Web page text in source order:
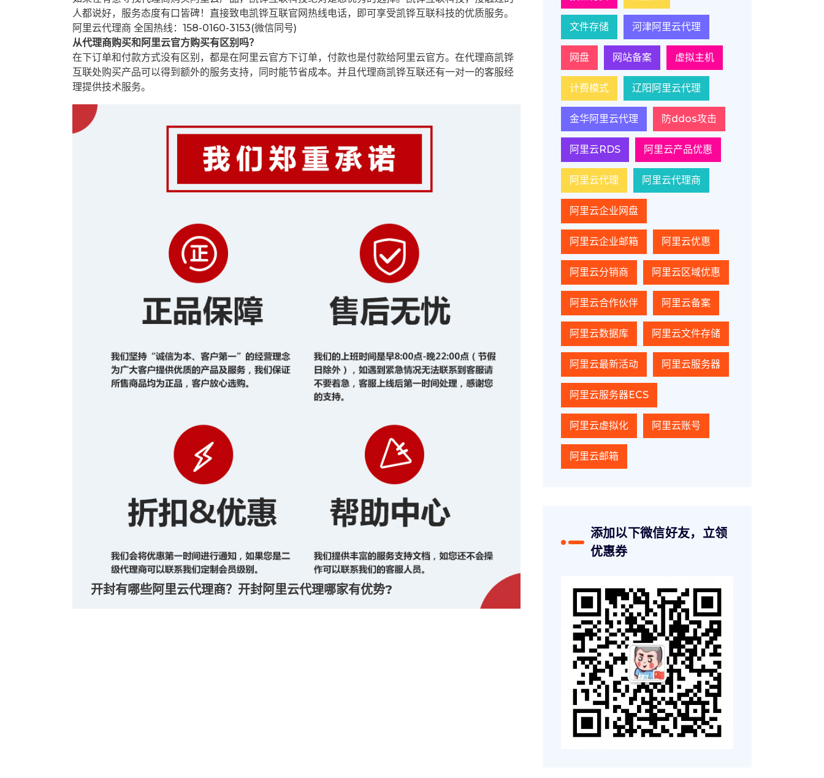
开封有哪些阿里云代理商？开封阿里云代理哪家有优势?
人都说好，服务态度有口皆碑！直接致电凯铧互联官网热线电话，即可享受凯铧互联科技的优质服务。
阿里云代理商 全国热线：158-0160-3153(微信同号)
从代理商购买和阿里云官方购买有区别吗？
在下订单和付款方式没有区别，都是在阿里云官方下订单，付款也是付款给阿里云官方。在代理商凯铧
互联处购买产品可以得到额外的服务支持，同时能节省成本。并且代理商凯铧互联还有一对一的客服经
理提供技术服务。
文件存储 河津阿里云代理
网盘 网站备案 虚拟主机
计费模式 辽阳阿里云代理
金华阿里云代理 防ddos攻击
阿里云RDS 阿里云产品优惠
阿里云代理 阿里云代理商
阿里云企业网盘
阿里云企业邮箱 阿里云优惠
阿里云分销商 阿里云区域优惠
阿里云合作伙伴 阿里云备案
阿里云数据库 阿里云文件存储
阿里云最新活动 阿里云服务器
阿里云服务器ECS
阿里云虚拟化 阿里云账号
阿里云邮箱
添加以下微信好友，立领
优惠券